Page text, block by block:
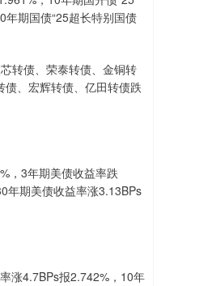
年期国债“25超长特别国债
转债、荣泰转债、金铜转
、宏辉转债、亿田转债跌
，3年期美债收益率跌
年期美债收益率涨3.13BPs
涨4.7BPs报2.742%，10年